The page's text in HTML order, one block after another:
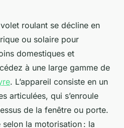
roulant se décline en
ou solaire pour
domestiques et
à une large gamme de
. L’appareil consiste en un
articulées, qui s’enroule
de la fenêtre ou porte.
la motorisation : la